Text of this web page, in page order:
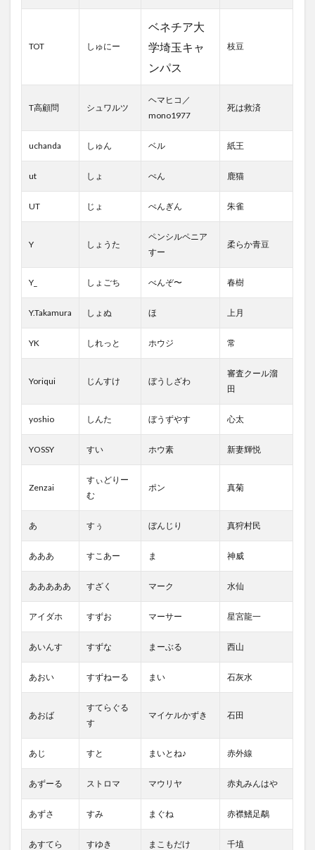
TOT しゅにー
ベネチア大
学埼玉キャ
ンパス
枝豆
T高顧問 シュワルツ
ヘマヒコ／
mono1977
死は救済
uchanda しゅん ベル 紙王
ut しょ ぺん 鹿猫
UT じょ ぺんぎん 朱雀
Y しょうた
ペンシルペニア
すー
柔らか青豆
Y_ しょごち べんぞ〜 春樹
Y.Takamura しょぬ ほ 上月
YK しれっと ホウジ 常
Yoriqui じんすけ ぼうしざわ
審査クール溜
田
yoshio しんた ぼうずやす 心太
YOSSY すい ホウ素 新妻輝悦
Zenzai
すぃどりー
む
ポン 真菊
あ すぅ ぼんじり 真狩村民
あああ すこあー ま 神威
あああああ すざく マーク 水仙
アイダホ すずお マーサー 星宮龍一
あいんす すずな まーぶる 西山
あおい すずねーる まい 石灰水
あおば
すてらぐる
す
マイケルかずき 石田
あじ すと まいとね♪ 赤外線
あずーる ストロマ マウリヤ 赤丸みんはや
あずさ すみ まぐね 赤襟鰭足鷸
あすてら すゆき まこもだけ 千埴